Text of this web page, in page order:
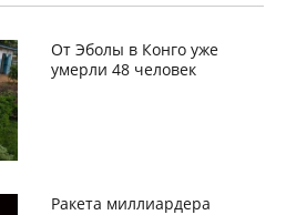
От Эболы в Конго уже
умерли 48 человек
Ракета миллиардера